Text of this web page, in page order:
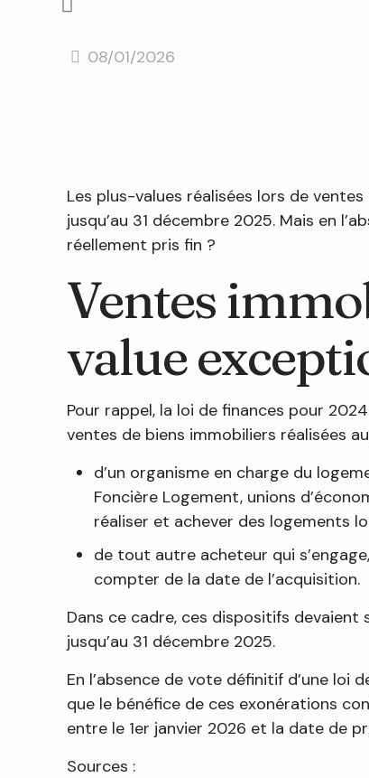
08/01/2026
Les plus-values réalisées lors de
jusqu’au 31 décembre 2025. Mais en
réellement pris fin ?
Ventes
value
Pour rappel, la loi de finances pour
ventes de biens immobiliers réalisées
d’un organisme en charge du
Foncière Logement, unions
réaliser et achever des logements
de tout autre acheteur qui
compter de la date de l’acquisition.
Dans ce cadre, ces dispositifs devaient
jusqu’au 31 décembre 2025.
En l’absence de vote définitif d’une loi
que le bénéfice de ces exonérations
entre le 1er janvier 2026 et la date de
Sources :